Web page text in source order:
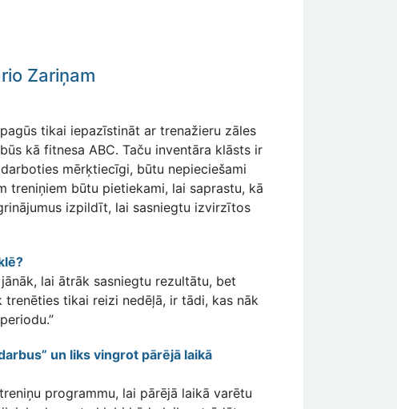
Zariņam
tikai iepazīstināt ar trenažieru zāles
kā fitnesa ABC. Taču inventāra klāsts ir
mērķtiecīgi, būtu nepieciešami
treniņiem būtu pietiekami, lai saprastu, kā
izpildīt, lai sasniegtu izvirzītos
lai ātrāk sasniegtu rezultātu, bet
tikai reizi nedēļā, ir tādi, kas nāk
un liks vingrot pārējā laikā
programmu, lai pārējā laikā varētu